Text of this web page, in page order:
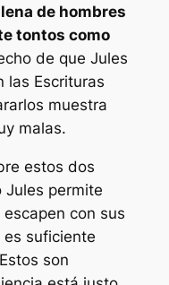
de hombres
tontos como
de que Jules
las Escrituras
muestra
malas.
estos dos
Jules permite
con sus
suficiente
son